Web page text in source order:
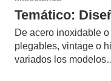
Temático:
De acero inoxidable
plegables, vintage o
variados los